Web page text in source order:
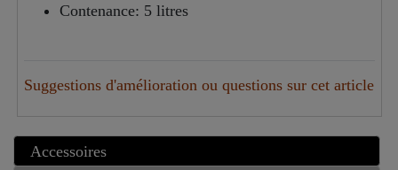
Contenance: 5 litres
Suggestions d'amélioration ou questions sur cet article
Accessoires